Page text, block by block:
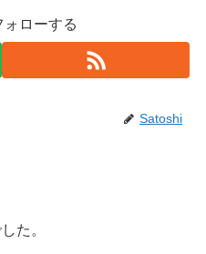
ローする
Satoshi
た。